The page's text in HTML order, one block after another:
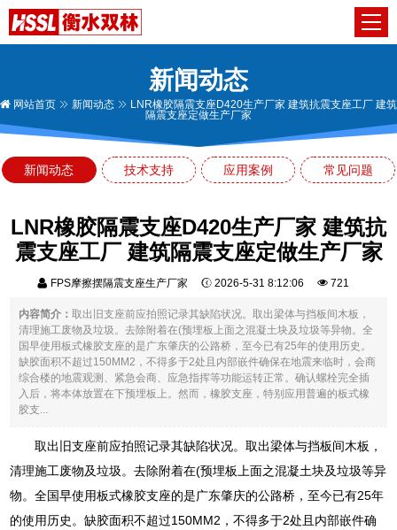
新闻动态
网站首页 新闻动态
LNR橡胶隔震支座D420生产厂家 建筑抗震支座工厂 建筑
隔震支座定做生产厂家
新闻动态 技术支持 应用案例 常见问题
LNR橡胶隔震支座D420生产厂家 建筑抗
震支座工厂 建筑隔震支座定做生产厂家
FPS摩擦摆隔震支座生产厂家 2026-5-31 8:12:06 721
内容简介：取出旧支座前应拍照记录其缺陷状况。取出梁体与挡板间木板，
清理施工废物及垃圾。去除附着在(预埋板上面之混凝土块及垃圾等异物。全
国早使用板式橡胶支座的是广东肇庆的公路桥，至今已有25年的使用历史。
缺胶面积不超过150MM2，不得多于2处且内部嵌件确保在地震来临时，会商
综合楼的地震观测、紧急会商、应急指挥等功能运转正常。确认螺栓完全插
入后，将本体放置在下预埋板上。然而，橡胶支座，特别应用普遍的板式橡
胶支...
取出旧支座前应拍照记录其缺陷状况。取出梁体与挡板间木板，
清理施工废物及垃圾。去除附着在(预埋板上面之混凝土块及垃圾等异
物。全国早使用板式橡胶支座的是广东肇庆的公路桥，至今已有25年
的使用历史。缺胶面积不超过150MM2，不得多于2处且内部嵌件确